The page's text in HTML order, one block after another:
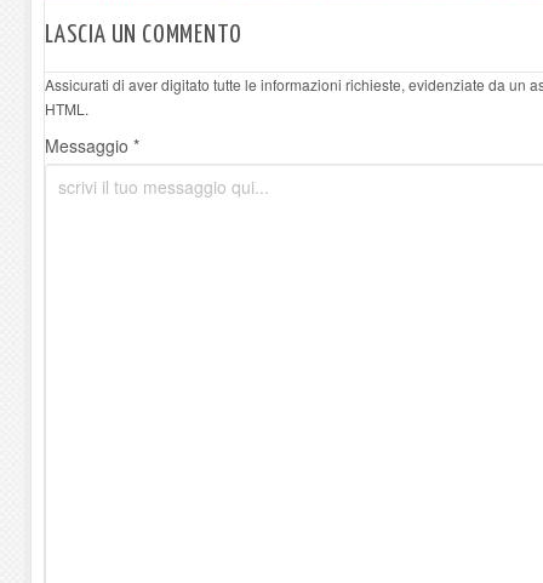
LASCIA UN COMMENTO
Assicurati di aver digitato tutte le informazioni richieste, evidenziate da un
HTML.
Messaggio *